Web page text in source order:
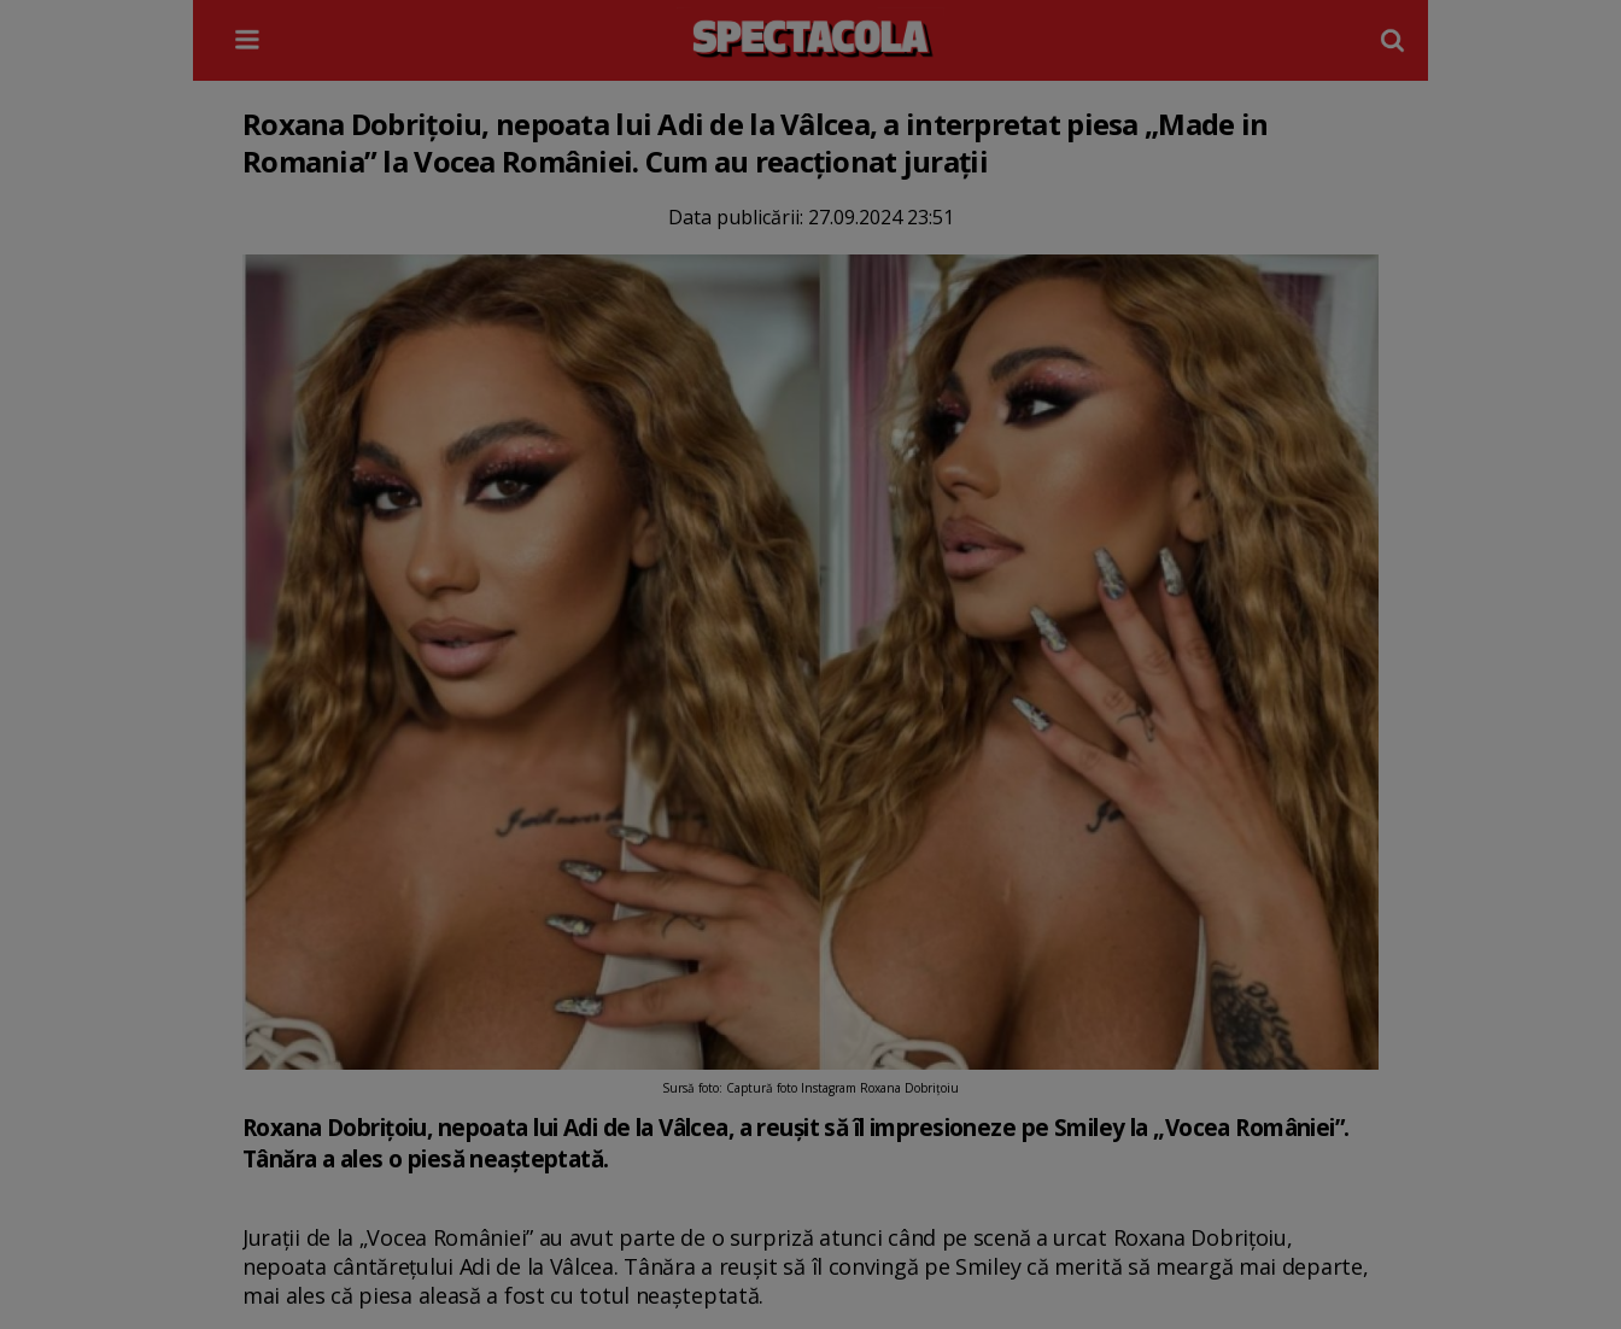
Roxana Dobrițoiu, nepoata lui Adi de la Vâlcea, a interpretat piesa „Made in
Romania” la Vocea României. Cum au reacționat jurații
Data publicării: 27.09.2024 23:51
Sursă foto: Captură foto Instagram Roxana Dobrițoiu
Roxana Dobrițoiu, nepoata lui Adi de la Vâlcea, a reușit să îl impresioneze pe Smiley la „Vocea României”.
Tânăra a ales o piesă neașteptată.
Jurații de la „Vocea României” au avut parte de o surpriză atunci când pe scenă a urcat Roxana Dobrițoiu,
nepoata cântărețului Adi de la Vâlcea. Tânăra a reușit să îl convingă pe Smiley că merită să meargă mai departe,
mai ales că piesa aleasă a fost cu totul neașteptată.